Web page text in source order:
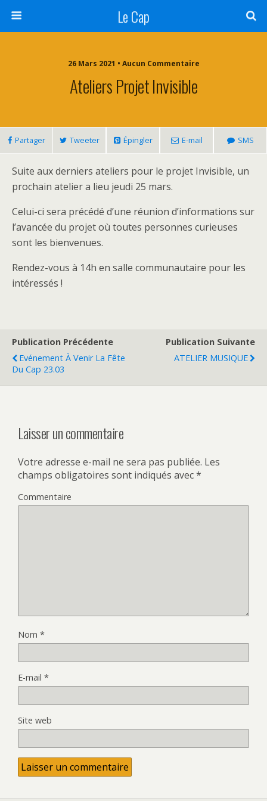
Le Cap
26 Mars 2021 • Aucun Commentaire
Ateliers Projet Invisible
Partager Tweeter Épingler E-mail SMS
Suite aux derniers ateliers pour le projet Invisible, un
prochain atelier a lieu jeudi 25 mars.
Celui-ci sera précédé d’une réunion d’informations sur
l’avancée du projet où toutes personnes curieuses
sont les bienvenues.
Rendez-vous à 14h en salle communautaire pour les
intéressés !
Publication Précédente
Evénement À Venir La Fête
Du Cap 23.03
Publication Suivante
ATELIER MUSIQUE
Laisser un commentaire
Votre adresse e-mail ne sera pas publiée. Les
champs obligatoires sont indiqués avec*
Commentaire
Nom *
E-mail *
Site web